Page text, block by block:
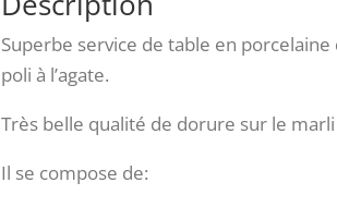
Superbe service de table en
poli à l’agate.
Très belle qualité de dorure sur le
Il se compose de: